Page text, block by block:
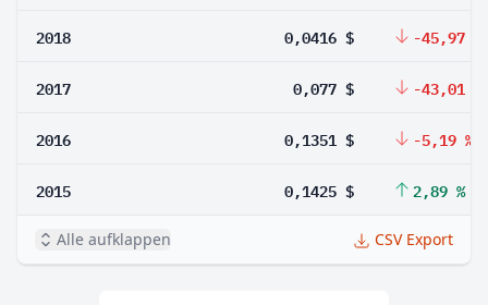
2018 0,0416 $ -45,97 %
2017 0,077 $ -43,01 %
2016 0,1351 $ -5,19 %
2015 0,1425 $ 2,89 %
Alle aufklappen CSV Export